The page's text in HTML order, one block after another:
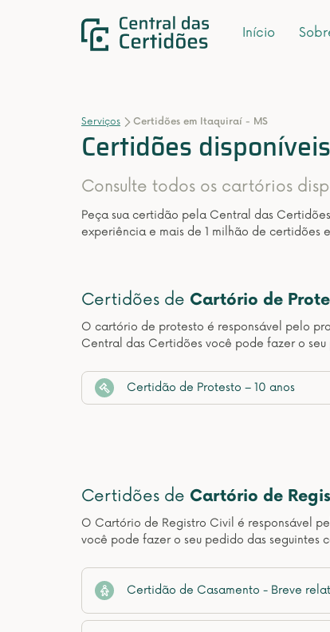
Início
Serviços Certidões em Itaquiraí - MS
Certidões
Consulte todos os cartórios
Peça sua certidão pela Central das
experiência e mais de 1 milhão de certidões
Certidões de Cartório de
O cartório de protesto é responsável pelo
Central das Certidões você pode fazer o
Certidão de Protesto – 10 anos
Certidões de Cartório de
O Cartório de Registro Civil é responsável
você pode fazer o seu pedido das seguintes
Certidão de Casamento - Breve